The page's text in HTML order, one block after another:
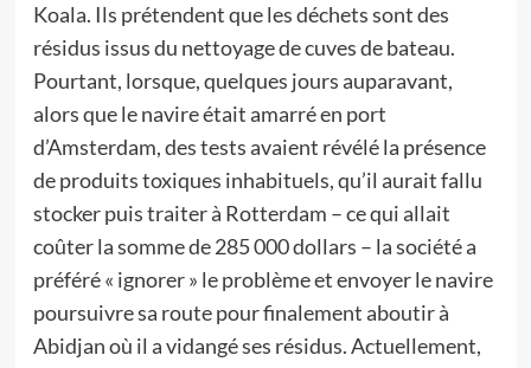
Koala. Ils prétendent que les déchets sont des
résidus issus du nettoyage de cuves de bateau.
Pourtant, lorsque, quelques jours auparavant,
alors que le navire était amarré en port
d’Amsterdam, des tests avaient révélé la présence
de produits toxiques inhabituels, qu’il aurait fallu
stocker puis traiter à Rotterdam – ce qui allait
coûter la somme de 285 000 dollars – la société a
préféré « ignorer » le problème et envoyer le navire
poursuivre sa route pour finalement aboutir à
Abidjan où il a vidangé ses résidus. Actuellement,